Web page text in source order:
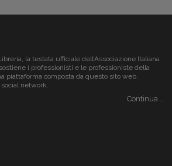
la testata ufficiale dell’Associazione Italiana
i professionisti e le professioniste della
piattaforma composta da questo sito web,
network.
Continua...